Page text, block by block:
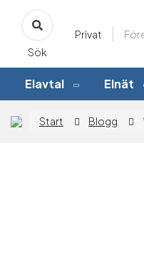
Sök
Privat
Elavtal Elnät
Start Blogg